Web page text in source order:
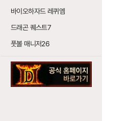
바이오하자드 레퀴엠
드래곤 퀘스트7
풋볼 매니저26